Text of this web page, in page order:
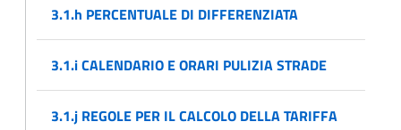
3.1.h PERCENTUALE DI DIFFERENZIATA
3.1.i CALENDARIO E ORARI PULIZIA STRADE
3.1.j REGOLE PER IL CALCOLO DELLA TARIFFA